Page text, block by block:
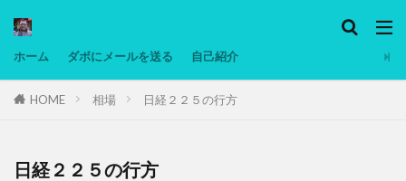
ホーム ダボにメールを送る 自己紹介
HOME 相場 日経２２５の行方
日経２２５の行方
タグ
マレーシア動画